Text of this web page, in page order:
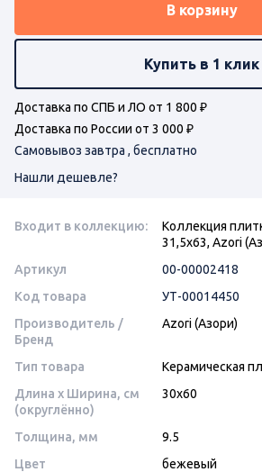
В корзину
Купить в 1 клик
Доставка по СПБ и ЛО от 1 800 ₽
Доставка по России от 3 000 ₽
Самовывоз завтра , бесплатно
Нашли дешевле?
Входит в коллекцию:
Коллекция
31,5х63, Azori
Артикул
00-00002418
Код товара
УТ-00014450
Производитель /
Бренд
Azori (Азори)
Тип товара
Керамическая
Длина x Ширина, см
(округлённо)
30x60
Толщина, мм
9.5
Цвет
бежевый